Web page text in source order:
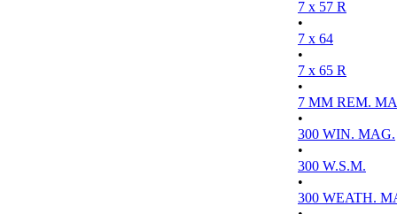
7 x 57 R
•
7 x 64
•
7 x 65 R
•
7 MM REM.
•
300 WIN. MAG.
•
300 W.S.M.
•
300 WEATH.